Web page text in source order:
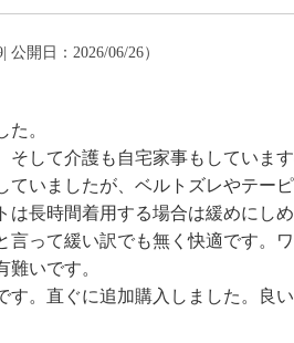
公開日：2026/06/26）
。
して介護も自宅家事もしていま
いましたが、ベルトズレやテー
長時間着用する場合は緩めにし
って緩い訳でも無く快適です。
いです。
。直ぐに追加購入しました。良